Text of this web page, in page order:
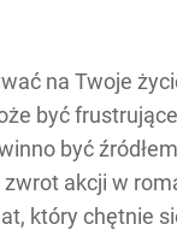
na Twoje
być
być
akcji w
który chętnie